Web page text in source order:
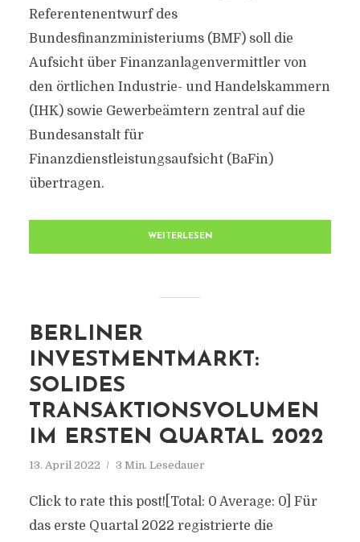
Referentenentwurf des
Bundesfinanzministeriums (BMF) soll die
Aufsicht über Finanzanlagenvermittler von
den örtlichen Industrie- und Handelskammern
(IHK) sowie Gewerbeämtern zentral auf die
Bundesanstalt für
Finanzdienstleistungsaufsicht (BaFin)
übertragen.
WEITERLESEN
BERLINER
INVESTMENTMARKT:
SOLIDES
TRANSAKTIONSVOLUMEN
IM ERSTEN QUARTAL 2022
13. April 2022 3 Min. Lesedauer
Click to rate this post![Total: 0 Average: 0] Für
das erste Quartal 2022 registrierte die